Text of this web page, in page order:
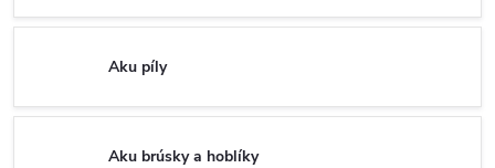
Aku píly
Aku brúsky a hoblíky